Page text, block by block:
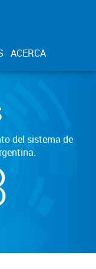
ACERCA
del sistema de